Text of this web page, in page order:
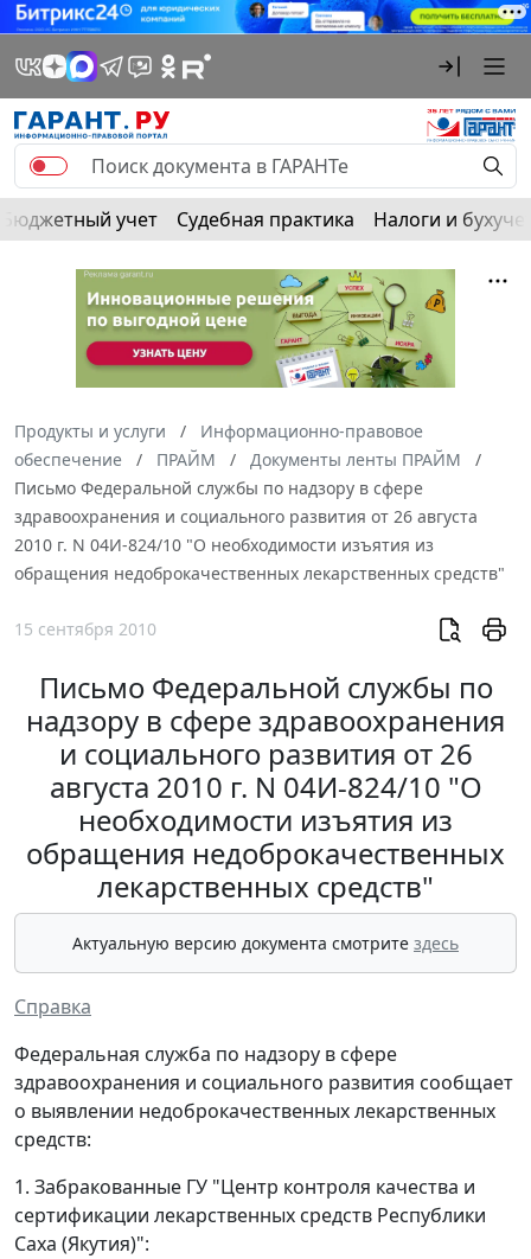
Бюджетный учет Судебная практика Налоги и
Продукты и услуги
Информационно-правовое
обеспечение
ПРАЙМ
Документы ленты ПРАЙМ
Письмо Федеральной службы по надзору в сфере
здравоохранения и социального развития от 26 августа
2010 г. N 04И-824/10 "О необходимости изъятия из
обращения недоброкачественных лекарственных средств"
15 сентября 2010
Письмо Федеральной службы по
надзору в сфере здравоохранения
и социального развития от 26
августа 2010 г. N 04И-824/10 "О
необходимости изъятия из
обращения недоброкачественных
лекарственных средств"
Актуальную версию документа смотрите здесь
Справка
Федеральная служба по надзору в сфере
здравоохранения и социального развития сообщает
о выявлении недоброкачественных лекарственных
средств:
1. Забракованные ГУ "Центр контроля качества и
сертификации лекарственных средств Республики
Саха (Якутия)":